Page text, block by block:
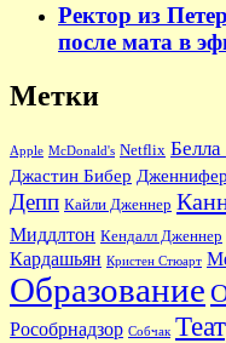
Ректор из
после мата в
Метки
Apple McDonald's Netflix
Джастин Бибер
Депп Кайли Дженнер
Миддлтон Кендалл Дженнер
Кардашьян Кристен Стюарт
Образование
Рособрнадзор Собчак